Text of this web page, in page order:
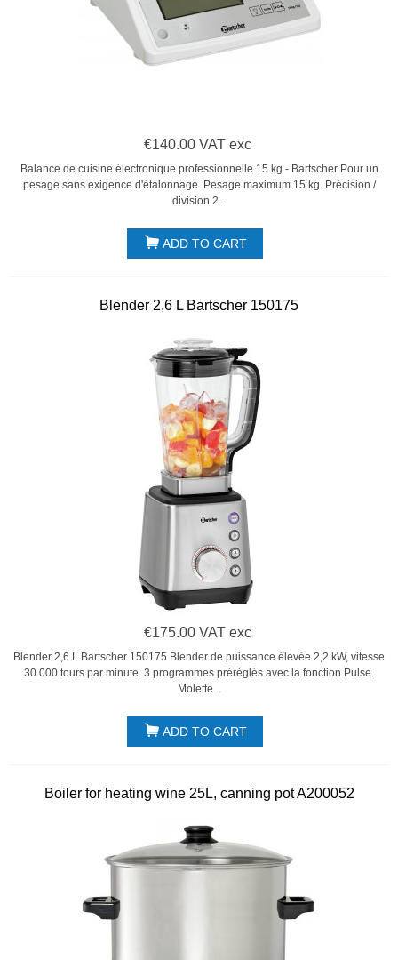
€140.00 VAT exc
Balance de cuisine électronique professionnelle 15 kg - Bartscher Pour un
pesage sans exigence d'étalonnage. Pesage maximum 15 kg. Précision /
division 2...
ADD TO CART
Blender 2,6 L Bartscher 150175
€175.00 VAT exc
Blender 2,6 L Bartscher 150175 Blender de puissance élevée 2,2 kW, vitesse
30 000 tours par minute. 3 programmes préréglés avec la fonction Pulse.
Molette...
ADD TO CART
Boiler for heating wine 25L, canning pot A200052